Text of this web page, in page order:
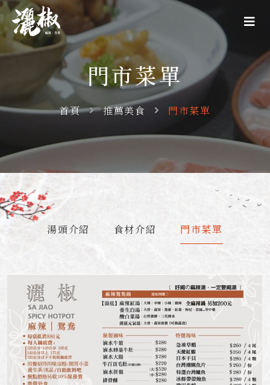
門市菜單
首頁 推薦美食 門市菜單
湯頭介紹 食材介紹 門市菜單